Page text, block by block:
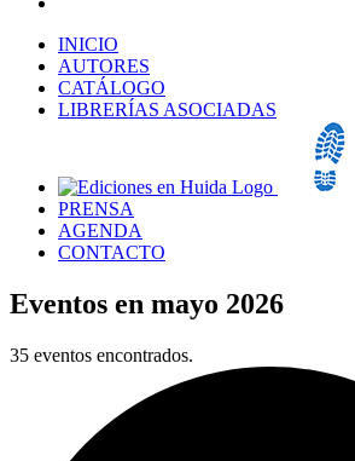
INICIO
AUTORES
CATÁLOGO
LIBRERÍAS ASOCIADAS
PRENSA
AGENDA
CONTACTO
Eventos en mayo 2026
35 eventos encontrados.